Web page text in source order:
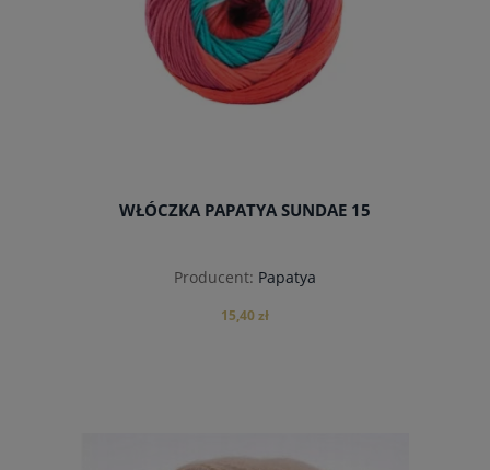
WŁÓCZKA PAPATYA SUNDAE 15
Producent: Papatya
15,40 zł